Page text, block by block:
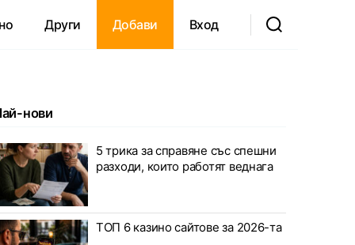
Други Добави Вход
нови
5 трика за справяне със спешни
разходи, които работят веднага
ТОП 6 казино сайтове за 2026-та